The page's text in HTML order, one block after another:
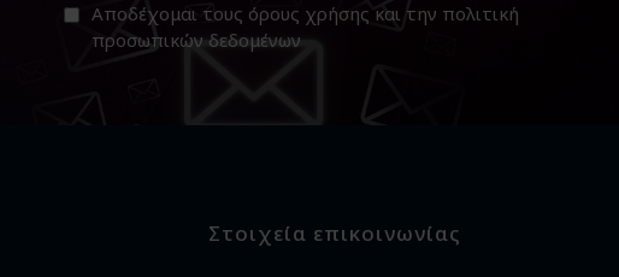
Αποδέχομαι τους όρους χρήσης και την πολιτική
προσωπικών δεδομένων
Στοιχεία επικοινωνίας